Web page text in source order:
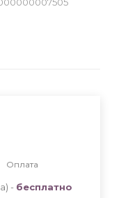
Оплата
- бесплатно